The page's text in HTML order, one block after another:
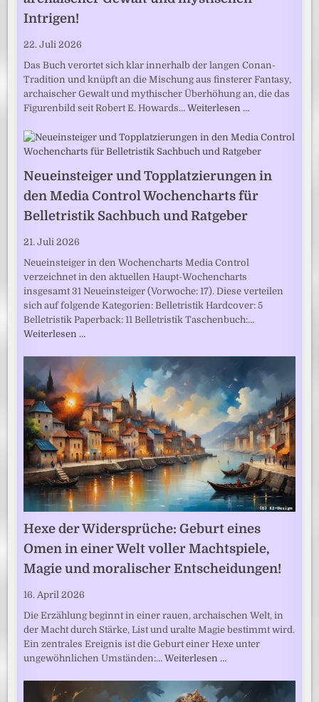
Intrigen!
22. Juli 2026
Das Buch verortet sich klar innerhalb der langen Conan-
Tradition und knüpft an die Mischung aus finsterer Fantasy,
archaischer Gewalt und mythischer Überhöhung an, die das
Figurenbild seit Robert E. Howards…Weiterlesen …
Neueinsteiger und Topplatzierungen in
den Media Control Wochencharts für
Belletristik Sachbuch und Ratgeber
21. Juli 2026
Neueinsteiger in den Wochencharts Media Control
verzeichnet in den aktuellen Haupt-Wochencharts
insgesamt 31 Neueinsteiger (Vorwoche: 17). Diese verteilen
sich auf folgende Kategorien: Belletristik Hardcover: 5
Belletristik Paperback: 11 Belletristik Taschenbuch:…
Weiterlesen …
Hexe der Widersprüche: Geburt eines
Omen in einer Welt voller Machtspiele,
Magie und moralischer Entscheidungen!
16. April 2026
Die Erzählung beginnt in einer rauen, archaischen Welt, in
der Macht durch Stärke, List und uralte Magie bestimmt wird.
Ein zentrales Ereignis ist die Geburt einer Hexe unter
ungewöhnlichen Umständen:…Weiterlesen …